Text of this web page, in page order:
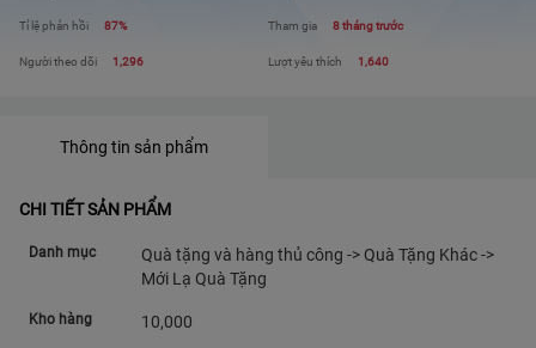
Tỉ lệ phản hồi 87% Tham gia 8 tháng trước
Người theo dõi 1,296 Lượt yêu thích 1,640
Thông tin sản phẩm
CHI TIẾT SẢN PHẨM
Danh mục
Quà tặng và hàng thủ công -> Quà Tặng Khác ->
Mới Lạ Quà Tặng
Kho hàng 10,000